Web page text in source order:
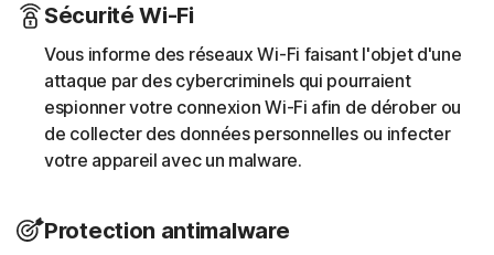
Sécurité Wi-Fi
Vous informe des réseaux Wi-Fi faisant l'objet d'une
attaque par des cybercriminels qui pourraient
espionner votre connexion Wi-Fi afin de dérober ou
de collecter des données personnelles ou infecter
votre appareil avec un malware.
Protection antimalware